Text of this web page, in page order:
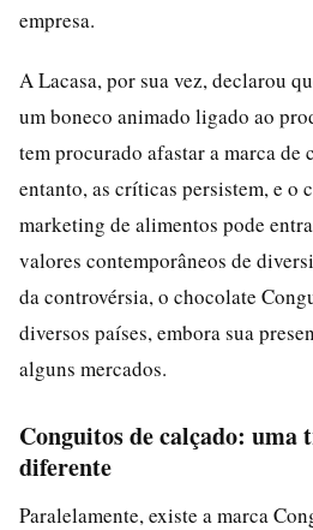
empresa.
A Lacasa, por sua vez, declarou
um boneco animado ligado ao
tem procurado afastar a marca de
entanto, as críticas persistem, e o
marketing de alimentos pode
valores contemporâneos de
da controvérsia, o chocolate
diversos países, embora sua
alguns mercados.
Conguitos de calçado:
diferente
Paralelamente, existe a marca